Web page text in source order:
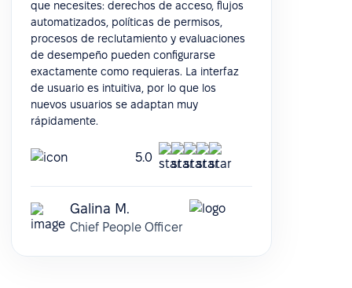
que necesites: derechos de acceso, flujos
automatizados, políticas de permisos,
procesos de reclutamiento y evaluaciones
de desempeño pueden configurarse
exactamente como requieras. La interfaz
de usuario es intuitiva, por lo que los
nuevos usuarios se adaptan muy
rápidamente.
5.0
Galina M.
Chief People Officer